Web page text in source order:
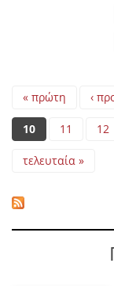
Pages
« πρώτη ‹
10 11 12
τελευταία »